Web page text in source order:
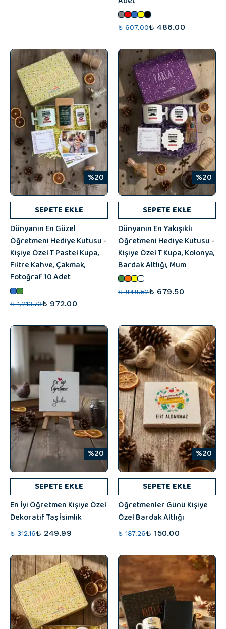
₺ 607.00₺ 486.00
%20
SEPETE EKLE
Dünyanın En Güzel
Öğretmeni Hediye Kutusu -
Kişiye Özel T Pastel Kupa,
Filtre Kahve, Çakmak,
Fotoğraf 10 Adet
₺ 1,213.73₺ 972.00
%20
SEPETE EKLE
Dünyanın En Yakışıklı
Öğretmeni Hediye Kutusu -
Kişiye Özel T Kupa, Kolonya,
Bardak Altlığı, Mum
₺ 848.52₺ 679.50
%20
SEPETE EKLE
En İyi Öğretmen Kişiye Özel
Dekoratif Taş İsimlik
₺ 312.16₺ 249.99
%20
SEPETE EKLE
Öğretmenler Günü Kişiye
Özel Bardak Altlığı
₺ 187.26₺ 150.00